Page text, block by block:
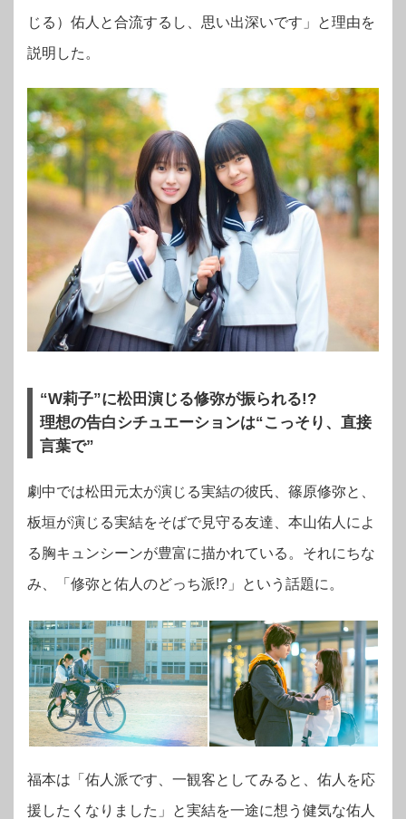
じる ）佑人と合流するし、思い出深いです」と理由を
説明した。
“W莉子”に松田演じる修弥が振られる!?
理想の告白シチュエーションは“こっそり、直接
言葉で”
劇中では松田元太が演じる実結の彼氏、篠原修弥と、
板垣が演じる実結をそばで見守る友達、本山佑人によ
る 胸キュンシーンが豊富に描かれている。それにちな
み、「修弥と佑人のどっち派!?」という話題に。
福本は「佑人派です、一観客としてみると、佑人を応
援したくなりました」と実結を一途に想う健気な佑人